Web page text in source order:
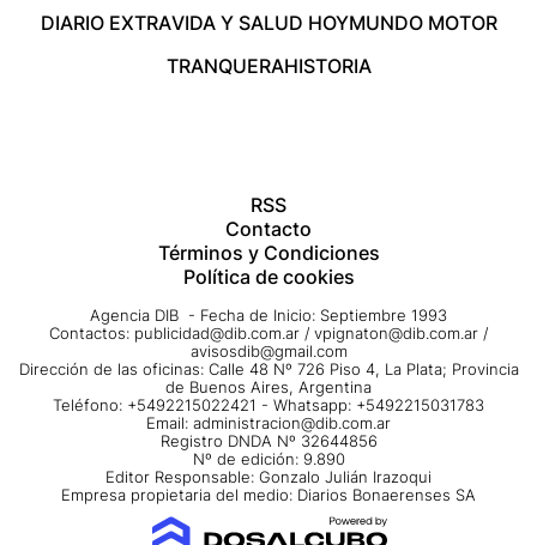
DIARIO EXTRAVIDA Y SALUD HOYMUNDO MOTOR
TRANQUERAHISTORIA
RSS
Contacto
Términos y Condiciones
Política de cookies
Agencia DIB - Fecha de Inicio: Septiembre 1993
Contactos: publicidad@dib.com.ar / vpignaton@dib.com.ar /
avisosdib@gmail.com
Dirección de las oficinas: Calle 48 Nº 726 Piso 4, La Plata; Provincia
de Buenos Aires, Argentina
Teléfono: +5492215022421 - Whatsapp: +5492215031783
Email: administracion@dib.com.ar
Registro DNDA Nº 32644856
Nº de edición: 9.890
Editor Responsable: Gonzalo Julián Irazoqui
Empresa propietaria del medio: Diarios Bonaerenses SA